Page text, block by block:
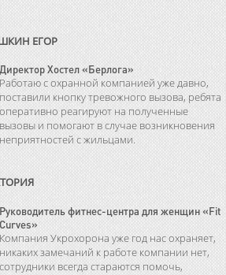
ЕГОР
Директор Хостел «Берлога»
Работаю с охранной компанией уже давно,
поставили кнопку тревожного вызова, ребята
оперативно реагируют на полученные
вызовы и помогают в случае возникновения
неприятностей с жильцами.
Руководитель фитнес-центра для женщин «Fit
Curves»
Компания Укрохорона уже год нас охраняет,
никаких замечаний к работе компании нет,
сотрудники всегда стараются помочь,